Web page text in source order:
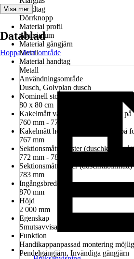
Handtag
Dörrknopp
Material profil
Aluminium
Material gångjärn
Metall
Material handtag
Metall
Användningsområde
Dusch, Golvplan dusch
Nominell storlek i cm
80 x 80 cm
Kakelmått vänster (glasrutans mitt på
760 mm - 774 mm
Kakelmått höger (glasrutans mitt på
767 mm
Sektionsmått vänster
772 mm - 786 mm
Sektionsmått höger (duschkabinmått)
783 mm
Ingångsbredd
870 mm
Höjd
2 000 mm
Egenskap
Smutsavvisande glasbeläggning,
Funktion
Handikappanpassad montering
Pendelgångjärn, Invändiga gångjärn
Visa mer
Datablad
Hoppa över område